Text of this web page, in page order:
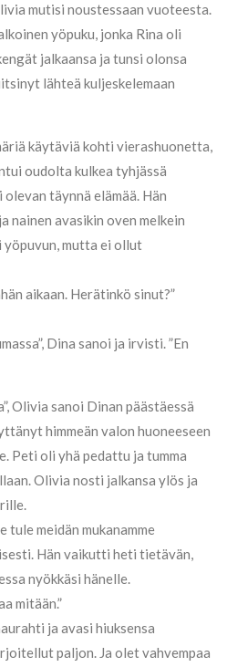
mutisi noustessaan vuoteesta.
yöpuku, jonka Rina oli
jalkaansa ja tunsi olonsa
lähteä kuljeskelemaan
käytäviä kohti vierashuonetta,
oudolta kulkea tyhjässä
täynnä elämää. Hän
nainen avasikin oven melkein
yöpuvun, mutta ei ollut
aikaan. Herätinkö sinut?”
Dina sanoi ja irvisti. ”En
Olivia sanoi Dinan päästäessä
himmeän valon huoneeseen
Peti oli yhä pedattu ja tumma
Olivia nosti jalkansa ylös ja
tule meidän mukanamme
Hän vaikutti heti tietävän,
nyökkäsi hänelle.
mitään.”
ja avasi hiuksensa
paljon. Ja olet vahvempaa